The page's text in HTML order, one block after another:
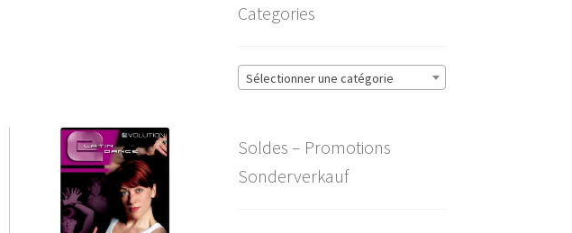
Categories
Sélectionner une catégorie
Soldes – Promotions
Sonderverkauf